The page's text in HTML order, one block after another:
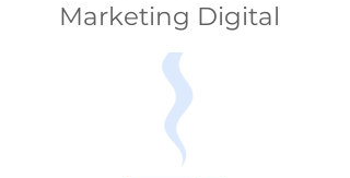
Marketing Digital